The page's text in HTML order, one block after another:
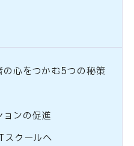
心をつかむ5つの秘策
ンの促進
スクールへ